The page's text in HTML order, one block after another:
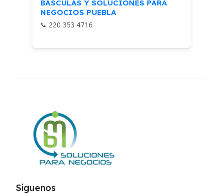
BÁSCULAS Y SOLUCIONES PARA
NEGOCIOS PUEBLA
220 353 4716
Siguenos